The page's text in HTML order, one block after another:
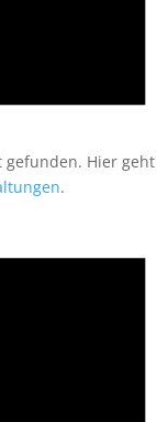
gefunden. Hier geht
.